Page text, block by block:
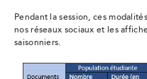
Pendant la session, ces
nos réseaux sociaux et les
saisonniers.